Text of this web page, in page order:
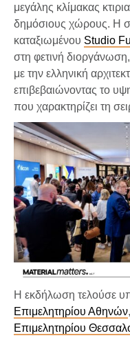
μεγάλης κλίμακας
δημόσιους χώρους. Η
καταξιωμένου Studio
στη φετινή
με την ελληνική
επιβεβαιώνοντας το
που χαρακτηρίζει τη
Η εκδήλωση τελούσε
Επιμελητηρίου Αθηνών
Επιμελητηρίου